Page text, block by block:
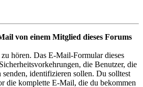
von einem Mitglied dieses Forums
hören. Das E-Mail-Formular dieses
die Benutzer, die
senden, identifizieren sollen. Du solltest
die komplette E-Mail, die du bekommen